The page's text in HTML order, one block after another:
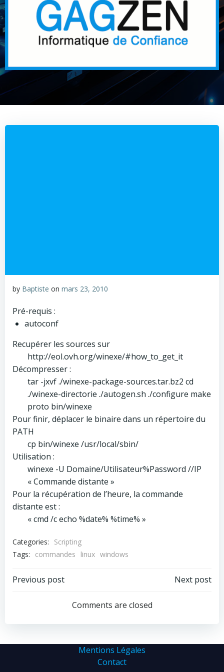
by Baptiste on mars 23, 2010
Pré-requis :
autoconf
Recupérer les sources sur
http://eol.ovh.org/winexe/#how_to_get_it
Décompresser :
tar -jxvf ./winexe-package-sources.tar.bz2 cd
./winexe-directorie ./autogen.sh ./configure make
proto bin/winexe
Pour finir, déplacer le binaire dans un répertoire du
PATH
cp bin/winexe /usr/local/sbin/
Utilisation :
winexe -U Domaine/Utilisateur%Password //IP
« Commande distante »
Pour la récupération de l’heure, la commande
distante est :
« cmd /c echo %date% %time% »
Categories:
Scripting
Tags:
commandes linux windows
Post
navigation
Previous post
navigation
Next post
Comments are closed
Mentions Légales
Contact